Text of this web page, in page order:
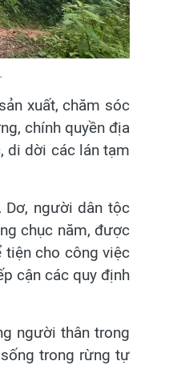
xuất, chăm sóc
chính quyền địa
di dời các lán tạm
người dân tộc
chục năm, được
tiện cho công việc
cận các quy định
người thân trong
trong rừng tự